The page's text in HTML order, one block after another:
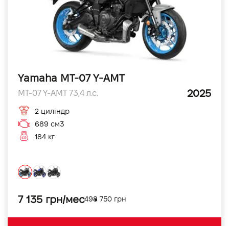
Yamaha MT-07 Y-AMT
MT-07 Y-AMT 73,4 л.с. 2025
2 циліндр
689 см3
184 кг
7 135 грн/мес498 750 грн